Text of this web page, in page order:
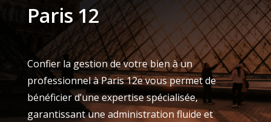
Paris 12
Confier la gestion de votre bien à un
professionnel à Paris 12e vous permet de
bénéficier d’une expertise spécialisée,
garantissant une administration fluide et